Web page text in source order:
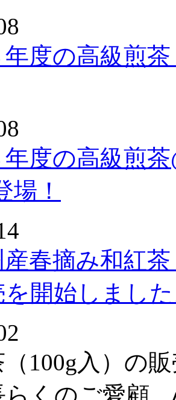
度の高級煎
度の高級煎茶
場！
産春摘み和紅
を開始しまし
（100g入）の